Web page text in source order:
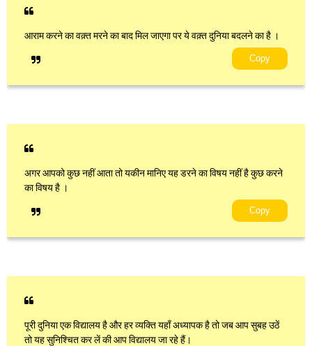
आराम करने का वक़्त मरने का बाद मिल जाएगा पर ये वक़्त दुनिया बदलने का है ।
Copy
अगर आपको कुछ नहीं आता तो यकीन मानिए यह डरने का विषय नहीं है कुछ करने
का विषय है ।
Copy
पूरी दुनिया एक विद्यालय है और हर व्यक्ति यहाँ अध्यापक है तो जब आप सुबह उठें
तो यह सुनिश्चित कर लें की आप विद्यालय जा रहे हैं।